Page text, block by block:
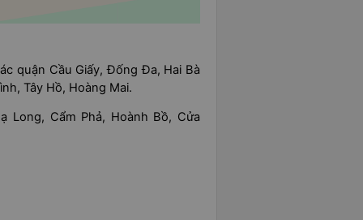
quận Cầu Giấy, Đống Đa, Hai Bà
Tây Hồ, Hoàng Mai.
Long, Cẩm Phả, Hoành Bồ, Cửa